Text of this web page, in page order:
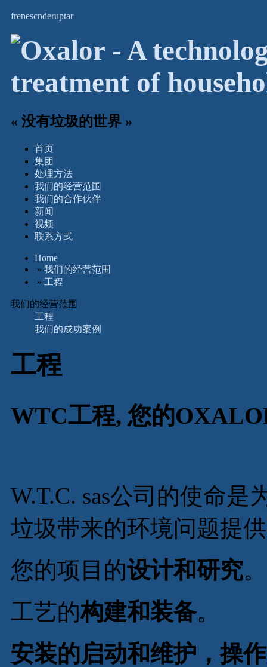
frenescnderuptar
« 没有垃圾的世界 »
首页
集团
处理方法
我们的经营范围
我们的合作伙伴
新闻
视频
联系方式
Home
» 我们的经营范围
» 工程
我们的经营范围
工程
我们的成功案例
工程
WTC工程, 您的
W.T.C. sas公司的使命
垃圾带来的环境问题提
您的项目的设计和研究。
工艺的构建和装备。
安装的启动和维护，操